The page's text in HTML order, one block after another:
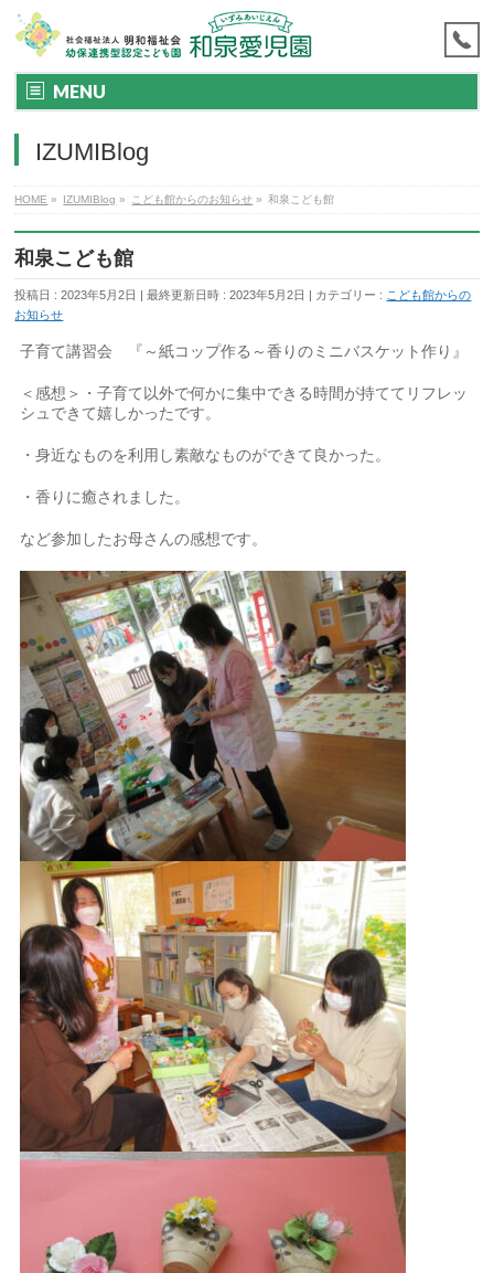
MENU
IZUMIBlog
HOME » IZUMIBlog » こども館からのお知らせ » 和泉こども館
和泉こども館
投稿日 : 2023年5月2日 最終更新日時 : 2023年5月2日 カテゴリー : こども館からの
お知らせ
子育て講習会 『～紙コップ作る～香りのミニバスケット作り』
＜感想＞・子育て以外で何かに集中できる時間が持ててリフレッ
シュできて嬉しかったです。
・身近なものを利用し素敵なものができて良かった。
・香りに癒されました。
など参加したお母さんの感想です。